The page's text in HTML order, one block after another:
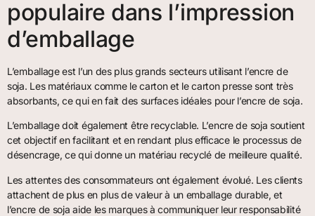
populaire dans l’impression
d’emballage
L’emballage est l’un des plus grands secteurs utilisant l’encre de
soja. Les matériaux comme le carton et le carton presse sont très
absorbants, ce qui en fait des surfaces idéales pour l’encre de soja.
L’emballage doit également être recyclable. L’encre de soja soutient
cet objectif en facilitant et en rendant plus efficace le processus de
désencrage, ce qui donne un matériau recyclé de meilleure qualité.
Les attentes des consommateurs ont également évolué. Les clients
attachent de plus en plus de valeur à un emballage durable, et
l’encre de soja aide les marques à communiquer leur responsabilité